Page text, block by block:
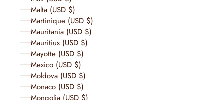
Malta (USD $)
Martinique (USD $)
Mauritania (USD $)
Mauritius (USD $)
Mayotte (USD $)
Mexico (USD $)
Moldova (USD $)
Monaco (USD $)
Mongolia (USD $)